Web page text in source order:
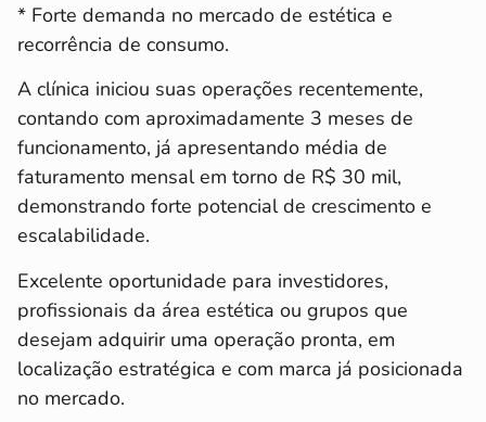
* Forte demanda no mercado de estética e
recorrência de consumo.
A clínica iniciou suas operações recentemente,
contando com aproximadamente 3 meses de
funcionamento, já apresentando média de
faturamento mensal em torno de R$ 30 mil,
demonstrando forte potencial de crescimento e
escalabilidade.
Excelente oportunidade para investidores,
profissionais da área estética ou grupos que
desejam adquirir uma operação pronta, em
localização estratégica e com marca já posicionada
no mercado.